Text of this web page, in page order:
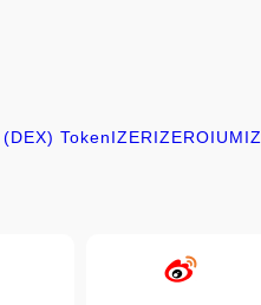
TokenIZERIZEROIUM